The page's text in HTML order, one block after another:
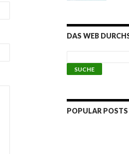
DAS WEB
POPULAR POSTS